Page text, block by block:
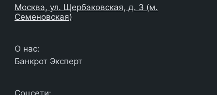
Москва, ул. Щербаковская, д. 3 (м.
Семеновская)
О нас:
Банкрот Эксперт
Соцсети: